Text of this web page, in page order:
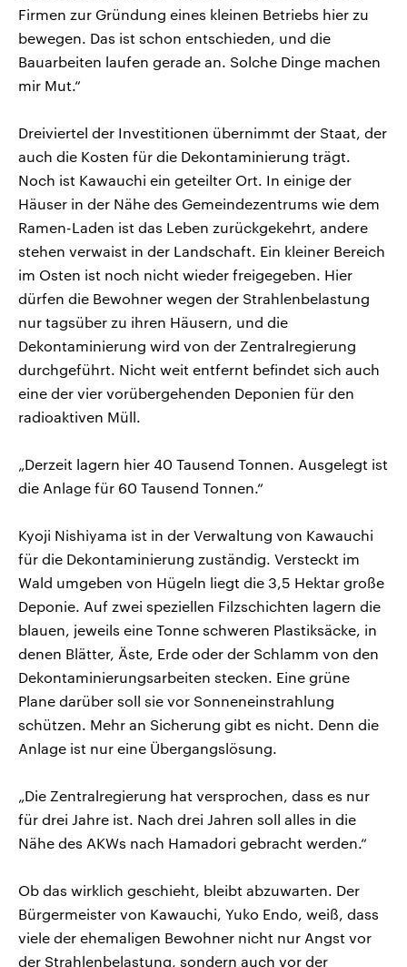
Firmen zur Gründung eines kleinen Betriebs hier zu
bewegen. Das ist schon entschieden, und die
Bauarbeiten laufen gerade an. Solche Dinge machen
mir Mut.“
Dreiviertel der Investitionen übernimmt der Staat, der
auch die Kosten für die Dekontaminierung trägt.
Noch ist Kawauchi ein geteilter Ort. In einige der
Häuser in der Nähe des Gemeindezentrums wie dem
Ramen-Laden ist das Leben zurückgekehrt, andere
stehen verwaist in der Landschaft. Ein kleiner Bereich
im Osten ist noch nicht wieder freigegeben. Hier
dürfen die Bewohner wegen der Strahlenbelastung
nur tagsüber zu ihren Häusern, und die
Dekontaminierung wird von der Zentralregierung
durchgeführt. Nicht weit entfernt befindet sich auch
eine der vier vorübergehenden Deponien für den
radioaktiven Müll.
„Derzeit lagern hier 40 Tausend Tonnen. Ausgelegt ist
die Anlage für 60 Tausend Tonnen.“
Kyoji Nishiyama ist in der Verwaltung von Kawauchi
für die Dekontaminierung zuständig. Versteckt im
Wald umgeben von Hügeln liegt die 3,5 Hektar große
Deponie. Auf zwei speziellen Filzschichten lagern die
blauen, jeweils eine Tonne schweren Plastiksäcke, in
denen Blätter, Äste, Erde oder der Schlamm von den
Dekontaminierungsarbeiten stecken. Eine grüne
Plane darüber soll sie vor Sonneneinstrahlung
schützen. Mehr an Sicherung gibt es nicht. Denn die
Anlage ist nur eine Übergangslösung.
„Die Zentralregierung hat versprochen, dass es nur
für drei Jahre ist. Nach drei Jahren soll alles in die
Nähe des AKWs nach Hamadori gebracht werden.“
Ob das wirklich geschieht, bleibt abzuwarten. Der
Bürgermeister von Kawauchi, Yuko Endo, weiß, dass
viele der ehemaligen Bewohner nicht nur Angst vor
der Strahlenbelastung, sondern auch vor der